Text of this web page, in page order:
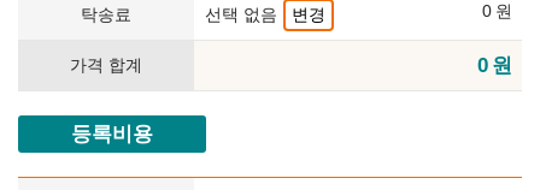
탁송료 선택 없음 변경 0 원
가격 합계 0 원
등록비용